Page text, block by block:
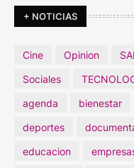
+ NOTICIAS
Cine Opinion
Sociales
agenda
bienestar
deportes
educacion